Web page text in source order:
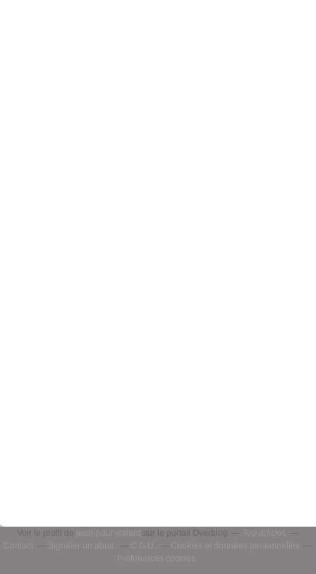
Voir le profil de jean-paul vialard sur le portail Overblog
Top articles
Contact
Signaler un abus C.G.U.
Cookies et données personnelles
Préférences cookies